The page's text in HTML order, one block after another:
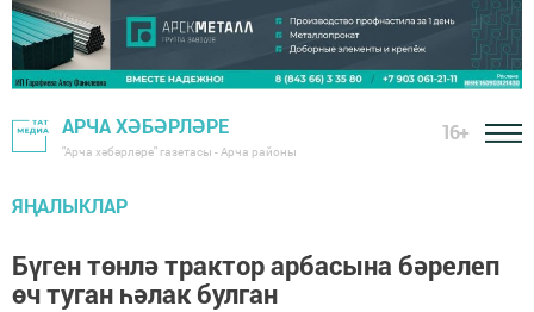
АРЧА ХӘБӘРЛӘРЕ
"Арча хәбәрләре" газетасы - Арча районы
16+
ЯҢАЛЫКЛАР
Бүген төнлә трактор арбасына бәрелеп
өч туган һәлак булган